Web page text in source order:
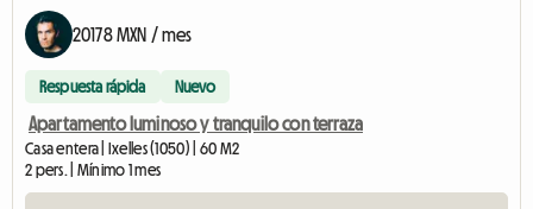
20178 MXN / mes
Respuesta rápida Nuevo
Apartamento luminoso y tranquilo con terraza
Casa entera | Ixelles (1050) | 60 M2
2 pers. | Mínimo 1 mes